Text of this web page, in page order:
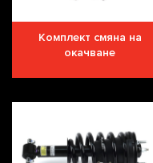
Комплект смяна на
окачване